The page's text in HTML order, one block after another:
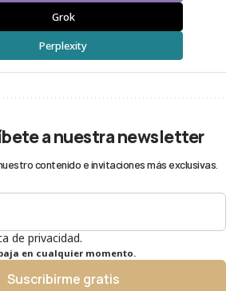
Grok
Perplexity
a nuestra newsletter
contenido e invitaciones más exclusivas.
de privacidad.
en cualquier momento.
Suscribirme gratis